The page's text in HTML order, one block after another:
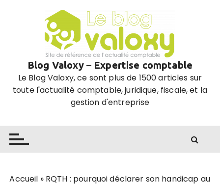
Blog Valoxy – Expertise comptable
Le Blog Valoxy, ce sont plus de 1500 articles sur
toute l'actualité comptable, juridique, fiscale, et la
gestion d'entreprise
Accueil » RQTH : pourquoi déclarer son handicap au